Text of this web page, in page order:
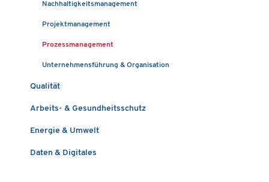
Nachhaltigkeitsmanagement
Projektmanagement
Prozessmanagement
Unternehmensführung & Organisation
Qualität
Arbeits- & Gesundheitsschutz
Energie & Umwelt
Daten & Digitales